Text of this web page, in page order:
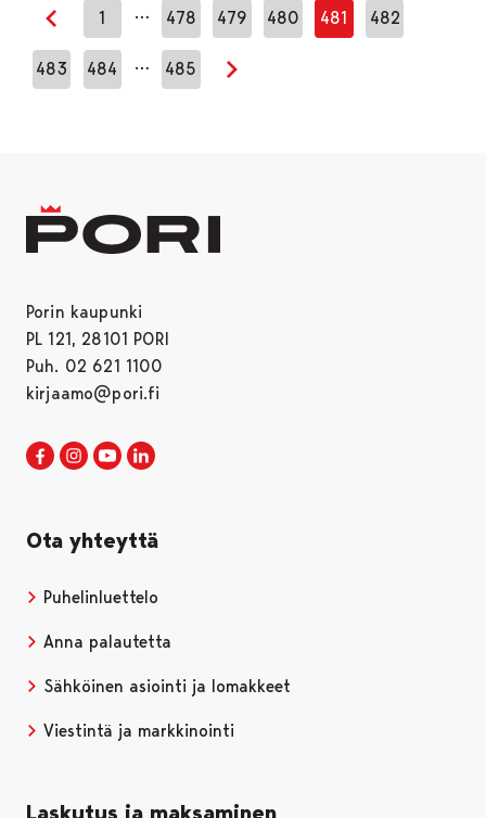
Edellinen sivu
1 … 478 479 480 481 482
483 484 … 485
Seuraava sivu
Porin kaupunki
PL 121, 28101 PORI
Puh. 02 621 1100
kirjaamo@pori.fi
Porin kaupunki Facebookissa
Avautuu uudessa välilehdessä
Porin kaupunki Instagramissa
Avautuu uudessa välilehdessä
Porin kaupunki Youtubessa
Avautuu uudessa välilehdessä
Ota yhteyttä
Puhelinluettelo
Anna palautetta
Sähköinen asiointi ja lomakkeet
Viestintä ja markkinointi
Laskutus ja maksaminen